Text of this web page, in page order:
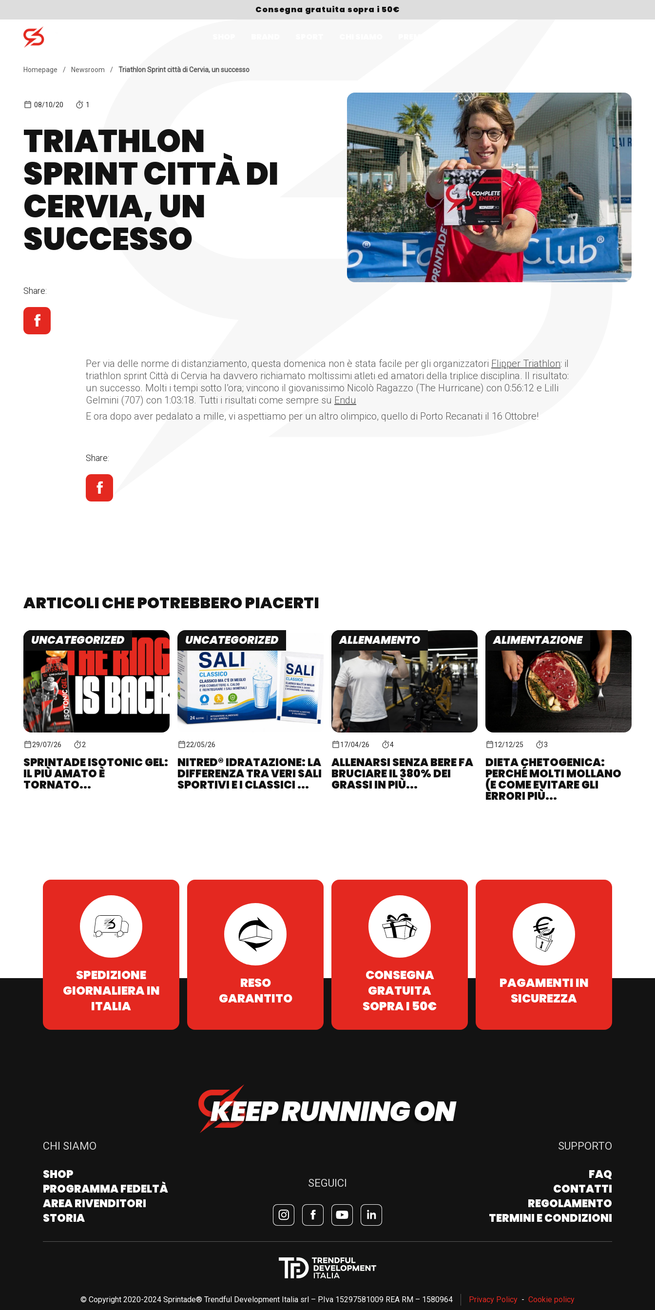
Consegna gratuita sopra i 50€
Homepage / Newsroom / Triathlon Sprint città di Cervia, un successo
08/10/20 1
TRIATHLON
SPRINT CITTÀ DI
CERVIA, UN
SUCCESSO
Share:
Per via delle norme di distanziamento, questa domenica non è stata facile per gli organizzatori Flipper Triathlon: il
triathlon sprint Città di Cervia ha davvero richiamato moltissimi atleti ed amatori della triplice disciplina. Il risultato:
un successo. Molti i tempi sotto l’ora; vincono il giovanissimo Nicolò Ragazzo (The Hurricane) con 0:56:12 e Lilli
Gelmini (707) con 1:03:18. Tutti i risultati come sempre su Endu
E ora dopo aver pedalato a mille, vi aspettiamo per un altro olimpico, quello di Porto Recanati il 16 Ottobre!
Share:
ARTICOLI CHE POTREBBERO PIACERTI
UNCATEGORIZED
29/07/26 2
SPRINTADE ISOTONIC GEL:
IL PIÙ AMATO È
TORNATO...
UNCATEGORIZED
22/05/26
NITRED® IDRATAZIONE: LA
DIFFERENZA TRA VERI SALI
SPORTIVI E I CLASSICI ...
ALLENAMENTO
17/04/26 4
ALLENARSI SENZA BERE FA
BRUCIARE IL 380% DEI
GRASSI IN PIÙ...
ALIMENTAZIONE
12/12/25 3
DIETA CHETOGENICA:
PERCHÉ MOLTI MOLLANO
(E COME EVITARE GLI
ERRORI PIÙ...
SPEDIZIONE
GIORNALIERA IN
ITALIA
RESO
GARANTITO
CONSEGNA
GRATUITA
SOPRA I 50€
PAGAMENTI IN
SICUREZZA
CHI SIAMO
SHOP
PROGRAMMA FEDELTÀ
AREA RIVENDITORI
STORIA
SEGUICI
SUPPORTO
FAQ
CONTATTI
REGOLAMENTO
TERMINI E CONDIZIONI
© Copyright 2020-2024 Sprintade® Trendful Development Italia srl – P.Iva 15297581009 REA RM – 1580964 Privacy Policy Cookie policy
Search for: